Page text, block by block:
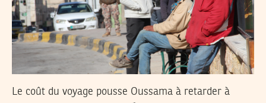
Le coût du voyage pousse Oussama à retarder à